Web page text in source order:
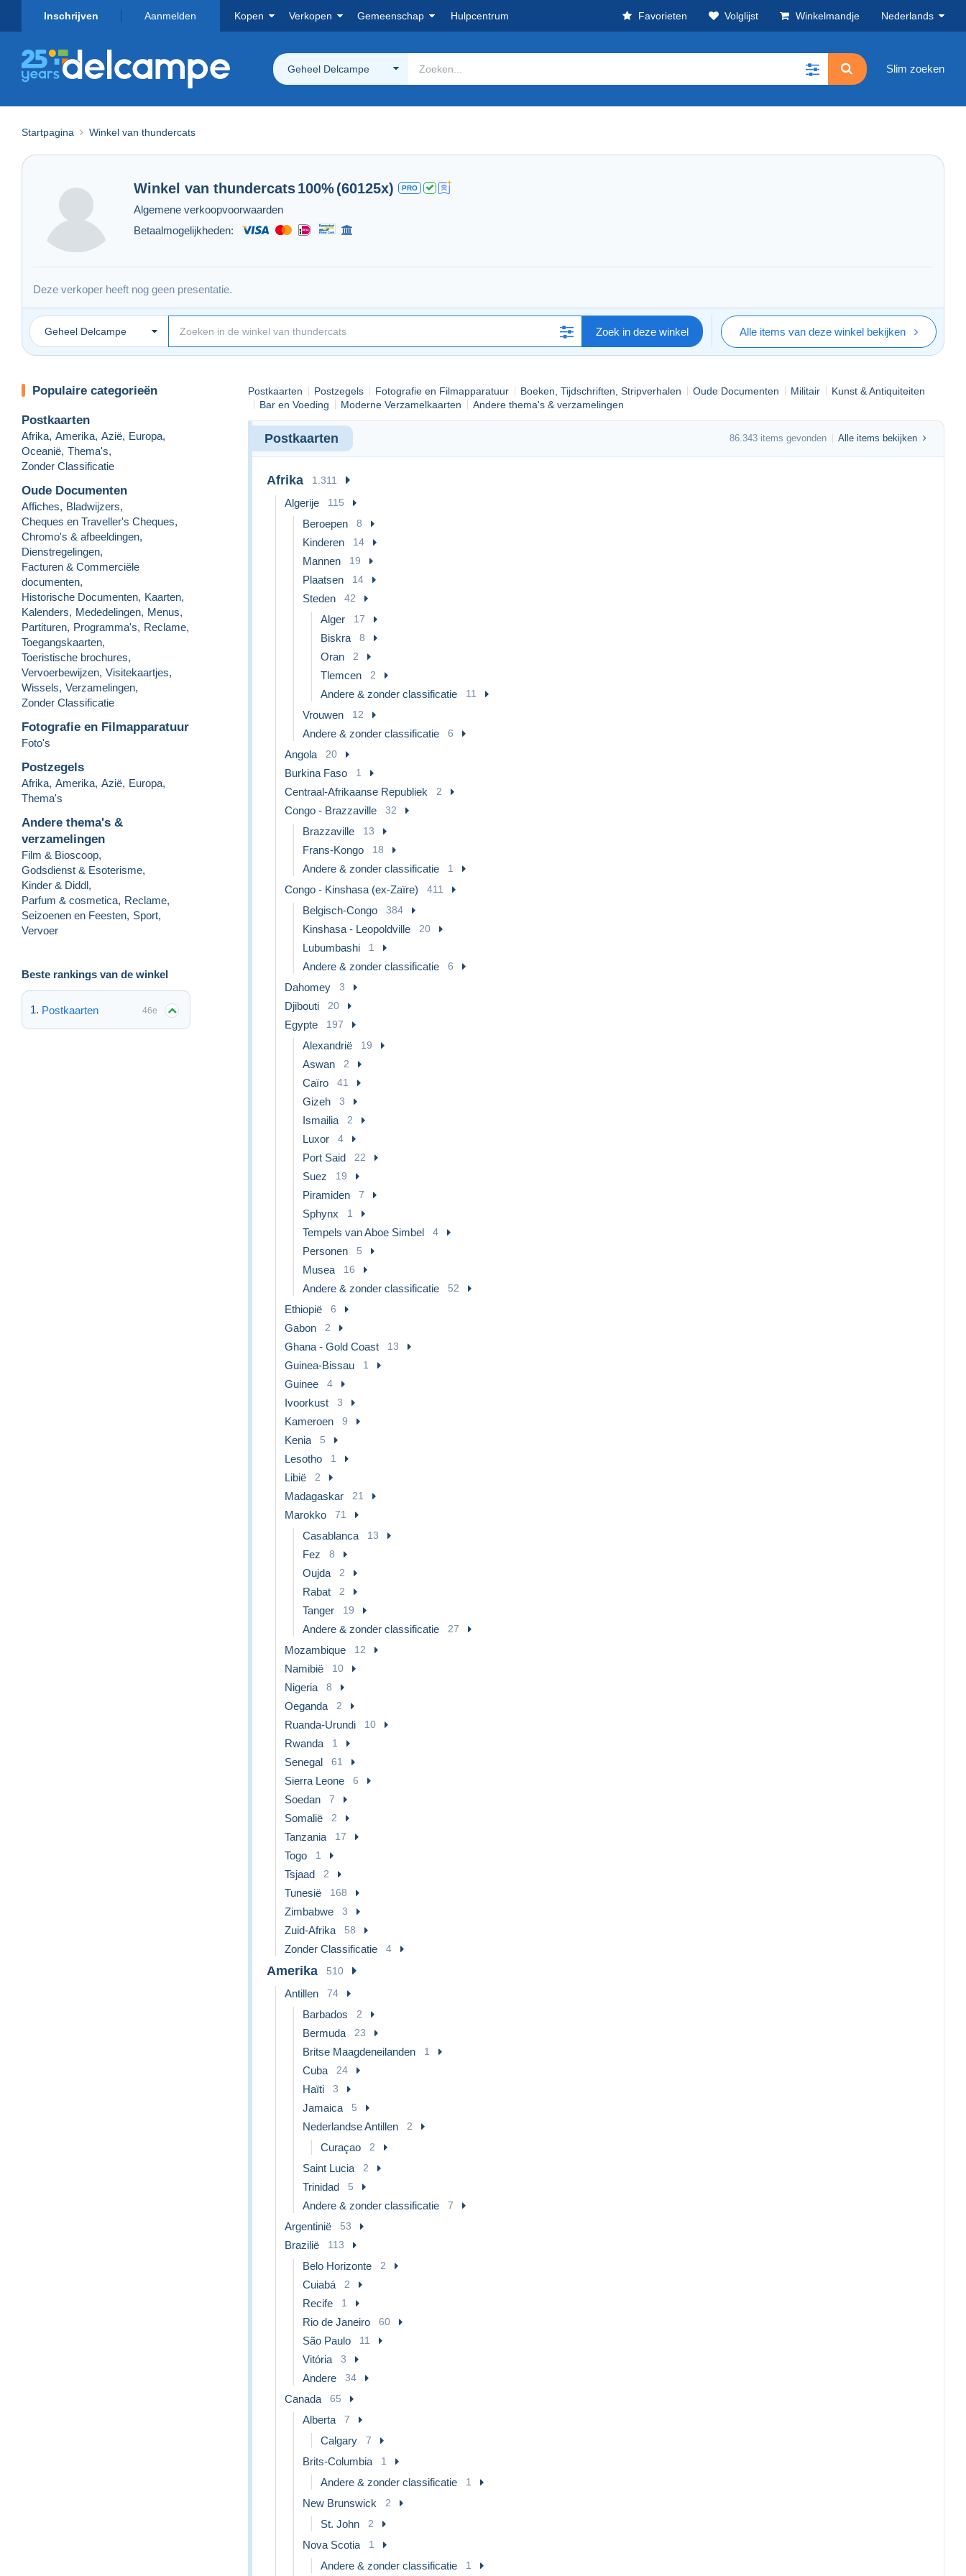
Inschrijven Aanmelden Kopen Verkopen Gemeenschap Hulpcentrum Favorieten Volglijst Winkelmandje Nederlands
Geheel Delcampe Slim zoeken
Startpagina Winkel van thundercats
Winkel van thundercats100%(60125x) PRO
Algemene verkoopvoorwaarden
Betaalmogelijkheden:
Deze verkoper heeft nog geen presentatie.
Geheel Delcampe Zoek in deze winkel Alle items van deze winkel bekijken
Populaire categorieën
Postkaarten
Afrika, Amerika, Azië, Europa,
Oceanië, Thema's,
Zonder Classificatie
Oude Documenten
Affiches, Bladwijzers,
Cheques en Traveller's Cheques,
Chromo's & afbeeldingen,
Dienstregelingen,
Facturen & Commerciële
documenten,
Historische Documenten, Kaarten,
Kalenders, Mededelingen, Menus,
Partituren, Programma's, Reclame,
Toegangskaarten,
Toeristische brochures,
Vervoerbewijzen, Visitekaartjes,
Wissels, Verzamelingen,
Zonder Classificatie
Fotografie en Filmapparatuur
Foto's
Postzegels
Afrika, Amerika, Azië, Europa,
Thema's
Andere thema's &
verzamelingen
Film & Bioscoop,
Godsdienst & Esoterisme,
Kinder & Diddl,
Parfum & cosmetica, Reclame,
Seizoenen en Feesten, Sport,
Vervoer
Beste rankings van de winkel
Postkaarten 46e
Postkaarten Postzegels Fotografie en Filmapparatuur Boeken, Tijdschriften, Stripverhalen Oude Documenten Militair
Kunst & Antiquiteiten
Bar en Voeding
Moderne Verzamelkaarten Andere thema's & verzamelingen
Postkaarten 86.343 items gevonden Alle items bekijken
Afrika 1.311
Algerije 115
Beroepen 8
Kinderen 14
Mannen 19
Plaatsen 14
Steden 42
Alger 17
Biskra 8
Oran 2
Tlemcen 2
Andere & zonder classificatie 11
Vrouwen 12
Andere & zonder classificatie 6
Angola 20
Burkina Faso 1
Centraal-Afrikaanse Republiek 2
Congo - Brazzaville 32
Brazzaville 13
Frans-Kongo 18
Andere & zonder classificatie 1
Congo - Kinshasa (ex-Zaïre) 411
Belgisch-Congo 384
Kinshasa - Leopoldville 20
Lubumbashi 1
Andere & zonder classificatie 6
Dahomey 3
Djibouti 20
Egypte 197
Alexandrië 19
Aswan 2
Caïro 41
Gizeh 3
Ismailia 2
Luxor 4
Port Said 22
Suez 19
Piramiden 7
Sphynx 1
Tempels van Aboe Simbel 4
Personen 5
Musea 16
Andere & zonder classificatie 52
Ethiopië 6
Gabon 2
Ghana - Gold Coast 13
Guinea-Bissau 1
Guinee 4
Ivoorkust 3
Kameroen 9
Kenia 5
Lesotho 1
Libië 2
Madagaskar 21
Marokko 71
Casablanca 13
Fez 8
Oujda 2
Rabat 2
Tanger 19
Andere & zonder classificatie 27
Mozambique 12
Namibië 10
Nigeria 8
Oeganda 2
Ruanda-Urundi 10
Rwanda 1
Senegal 61
Sierra Leone 6
Soedan 7
Somalië 2
Tanzania 17
Togo 1
Tsjaad 2
Tunesië 168
Zimbabwe 3
Zuid-Afrika 58
Zonder Classificatie 4
Amerika 510
Antillen 74
Barbados 2
Bermuda 23
Britse Maagdeneilanden 1
Cuba 24
Haïti 3
Jamaica 5
Nederlandse Antillen 2
Curaçao 2
Saint Lucia 2
Trinidad 5
Andere & zonder classificatie 7
Argentinië 53
Brazilië 113
Belo Horizonte 2
Cuiabá 2
Recife 1
Rio de Janeiro 60
São Paulo 11
Vitória 3
Andere 34
Canada 65
Alberta 7
Calgary 7
Brits-Columbia 1
Andere & zonder classificatie 1
New Brunswick 2
St. John 2
Nova Scotia 1
Andere & zonder classificatie 1